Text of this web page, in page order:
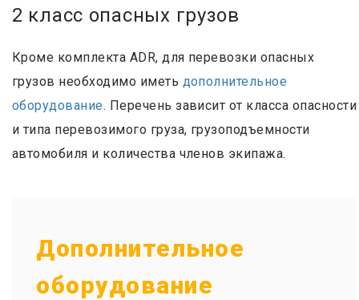
2 класс опасных грузов
Кроме комплекта ADR, для перевозки опасных
грузов необходимо иметь дополнительное
оборудование. Перечень зависит от класса опасности
и типа перевозимого груза, грузоподъемности
автомобиля и количества членов экипажа.
Дополнительное
оборудование